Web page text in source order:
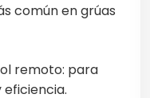
común en grúas
remoto: para